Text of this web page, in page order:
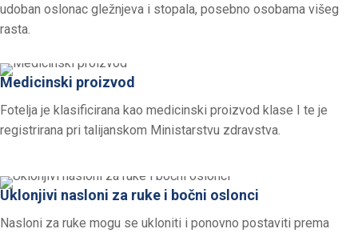
udoban oslonac gležnjeva i stopala, posebno osobama višeg
rasta.
Medicinski proizvod
Fotelja je klasificirana kao medicinski proizvod klase I te je
registrirana pri talijanskom Ministarstvu zdravstva.
Uklonjivi nasloni za ruke i bočni oslonci
Nasloni za ruke mogu se ukloniti i ponovno postaviti prema